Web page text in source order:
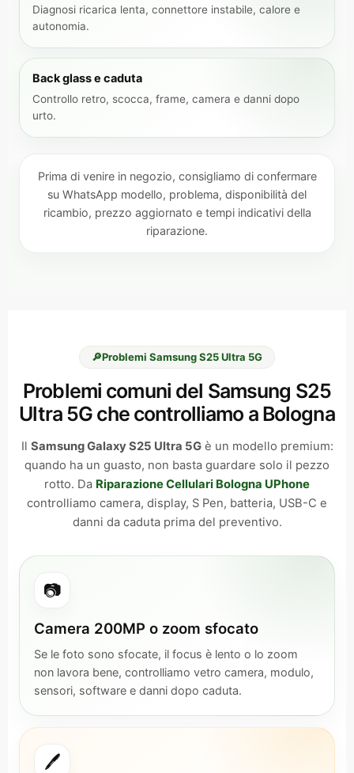
Diagnosi ricarica lenta, connettore instabile, calore e
autonomia.
Back glass e caduta
Controllo retro, scocca, frame, camera e danni dopo
urto.
Prima di venire in negozio, consigliamo di confermare
su WhatsApp modello, problema, disponibilità del
ricambio, prezzo aggiornato e tempi indicativi della
riparazione.
🔎Problemi Samsung S25 Ultra 5G
Problemi comuni del Samsung S25
Ultra 5G che controlliamo a Bologna
Il Samsung Galaxy S25 Ultra 5Gè un modello premium:
quando ha un guasto, non basta guardare solo il pezzo
rotto. Da Riparazione Cellulari Bologna UPhone
controlliamo camera, display, S Pen, batteria, USB-C e
danni da caduta prima del preventivo.
📷
Camera 200MP o zoom sfocato
Se le foto sono sfocate, il focus è lento o lo zoom
non lavora bene, controlliamo vetro camera, modulo,
sensori, software e danni dopo caduta.
🖊️